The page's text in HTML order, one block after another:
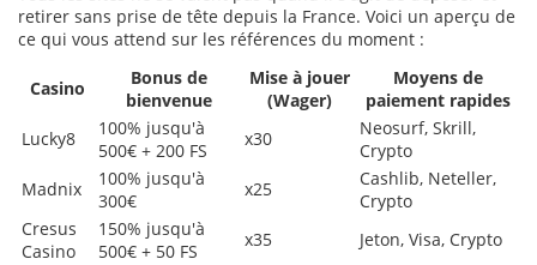
retirer sans prise de tête depuis la France. Voici un aperçu de
ce qui vous attend sur les références du moment :
Casino
Bonus de
bienvenue
Mise à jouer
(Wager)
Moyens de
paiement rapides
Lucky8
100% jusqu'à
500€ + 200 FS
x30
Neosurf, Skrill,
Crypto
Madnix
100% jusqu'à
300€
x25
Cashlib, Neteller,
Crypto
Cresus
Casino
150% jusqu'à
500€ + 50 FS
x35
Jeton, Visa, Crypto